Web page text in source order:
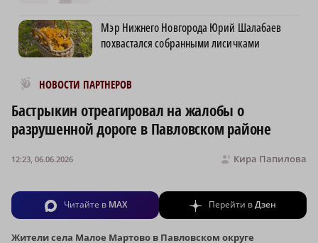
Мэр Нижнего Новгорода Юрий Шалабаев
похвастался собранными лисичками
НОВОСТИ ПАРТНЕРОВ
Новости МирТесен
Бастрыкин отреагировал на жалобы о
разрушенной дороге в Павловском районе
Кира Папилова
12:23, 06.06.2026
Читайте в MAX Перейти вДзен
Жители села Малое Мартово в Павловском округе